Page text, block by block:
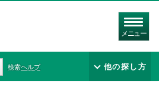
メニュー
検索ヘルプ 他の探し方